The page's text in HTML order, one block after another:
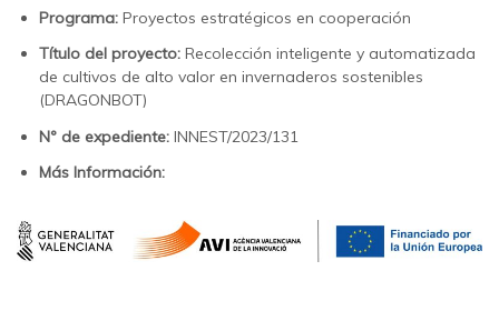
Programa: Proyectos estratégicos en cooperación
Título del proyecto: Recolección inteligente y automatizada
de cultivos de alto valor en invernaderos sostenibles
(DRAGONBOT)
Nº de expediente: INNEST/2023/131
Más Información: